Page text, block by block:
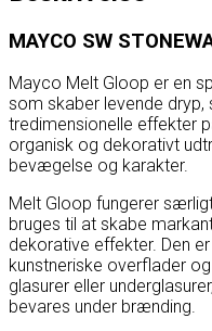
MAYCO SW
Mayco Melt Gloop er en
som skaber levende
tredimensionelle effekter
organisk og dekorativt
bevægelse og karakter.
Melt Gloop fungerer
bruges til at skabe
dekorative effekter. Den
kunstneriske overflader
glasurer eller
bevares under brænding.